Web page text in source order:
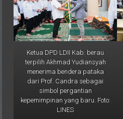
Ketua DPD LDII Kab. berau
terpilih Akhmad Yudiansyah
menerima bendera pataka
dari Prof. Candra sebagai
simbol pergantian
kepemimpinan yang baru. Foto:
LINES